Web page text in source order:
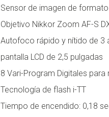
Sensor de imagen de
Objetivo Nikkor Zoom AF-S
Autofoco rápido y nítido de 3
pantalla LCD de 2,5 pulgadas
8 Vari-Program Digitales
Tecnología de flash i-TT
Tiempo de encendido: 0,18